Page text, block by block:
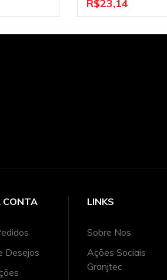
R$23,14
CONTA
Desejos
LINKS
Sobre Nos
Ações Sociais
Granjtec